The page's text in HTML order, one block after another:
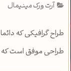
آرت ورک مینیمال
طراح گرافیکی که
طراحی موفق است که